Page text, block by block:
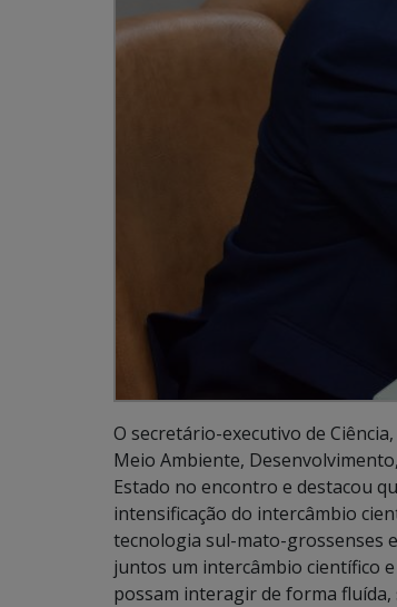
O secretário-executivo de
Meio Ambiente,
Estado no encontro e destacou
intensificação do intercâmbio
tecnologia sul-mato-grossenses
juntos um intercâmbio científico
possam interagir de forma fluída,